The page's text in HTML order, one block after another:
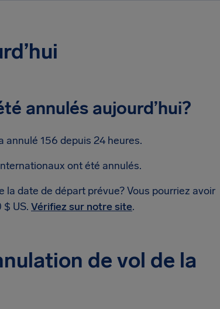
annulés aujourd’hui?
annulé 156 depuis 24 heures.
ont été annulés.
date de départ prévue? Vous pourriez avoir
US. Vérifiez sur notre site.
de vol de la